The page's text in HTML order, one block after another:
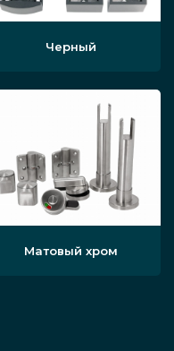
Черный
Матовый хром